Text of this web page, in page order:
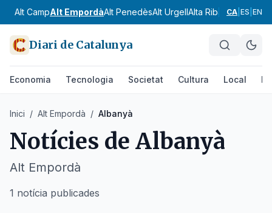
Alt CampAlt EmpordàAlt PenedèsAlt UrgellAlta RibagorçaAnoia
CA ES EN
Diari de Catalunya
Economia Tecnologia Societat Cultura Local
Inici / Alt Empordà / Albanyà
Notícies de Albanyà
Alt Empordà
1 notícia publicades